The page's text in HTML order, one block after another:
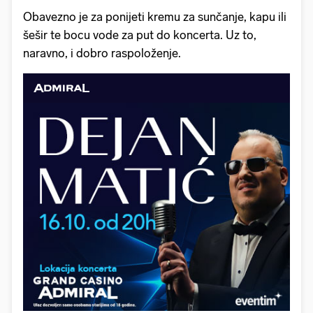
Obavezno je za ponijeti kremu za sunčanje, kapu ili
šešir te bocu vode za put do koncerta. Uz to,
naravno, i dobro raspoloženje.